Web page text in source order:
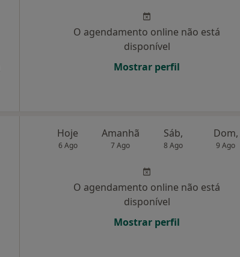
O agendamento online não está
disponível
Mostrar perfil
Hoje
6 Ago
Amanhã
7 Ago
Sáb,
8 Ago
Dom,
9 Ago
O agendamento online não está
disponível
Mostrar perfil